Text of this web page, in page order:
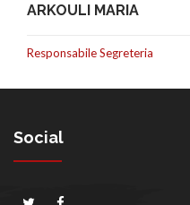
ARKOULI MARIA
Responsabile Segreteria
Social